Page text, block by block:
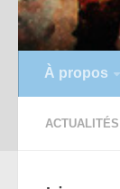
À propos